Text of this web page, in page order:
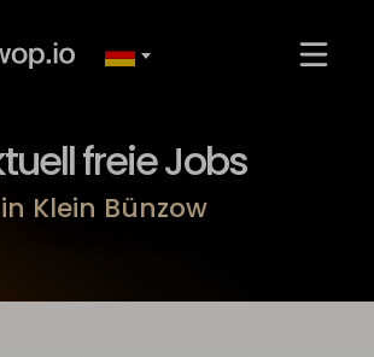
freie Jobs
in Klein Bünzow